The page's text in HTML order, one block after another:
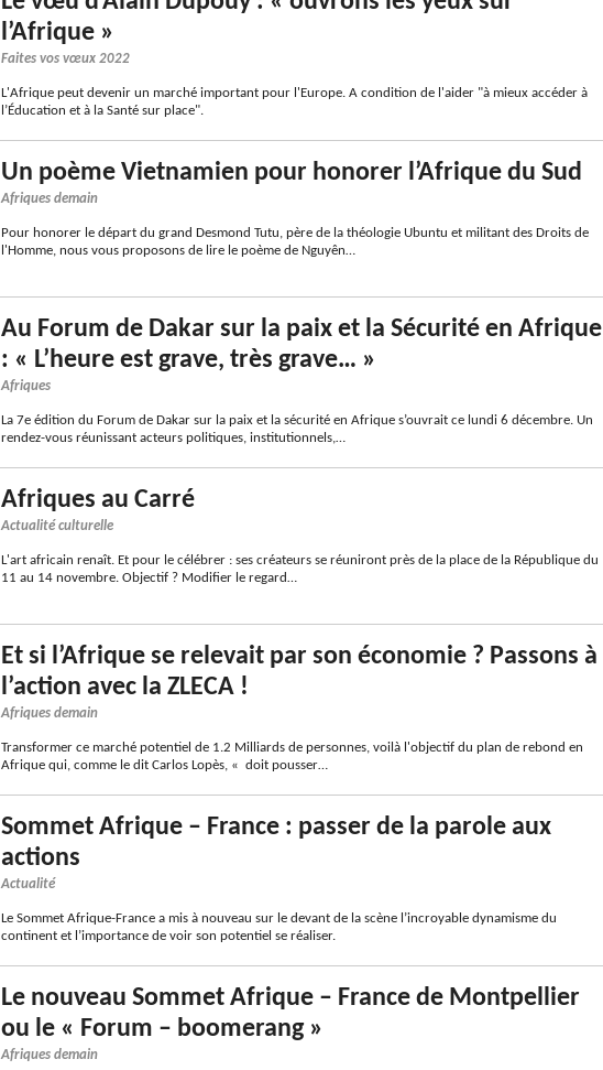
l’Afrique »
Faites vos vœux 2022
L'Afrique peut devenir un marché important pour l'Europe. A condition de l'aider "à mieux accéder à
l’Éducation et à la Santé sur place".
Un poème Vietnamien pour honorer l’Afrique du Sud
Afriques demain
Pour honorer le départ du grand Desmond Tutu, père de la théologie Ubuntu et militant des Droits de
l'Homme, nous vous proposons de lire le poème de Nguyên…
Au Forum de Dakar sur la paix et la Sécurité en Afrique
: « L’heure est grave, très grave… »
Afriques
La 7e édition du Forum de Dakar sur la paix et la sécurité en Afrique s’ouvrait ce lundi 6 décembre. Un
rendez-vous réunissant acteurs politiques, institutionnels,…
Afriques au Carré
Actualité culturelle
L'art africain renaît. Et pour le célébrer : ses créateurs se réuniront près de la place de la République du
11 au 14 novembre. Objectif ? Modifier le regard…
Et si l’Afrique se relevait par son économie ? Passons à
l’action avec la ZLECA !
Afriques demain
Transformer ce marché potentiel de 1.2 Milliards de personnes, voilà l'objectif du plan de rebond en
Afrique qui, comme le dit Carlos Lopès, « doit pousser…
Sommet Afrique – France : passer de la parole aux
actions
Actualité
Le Sommet Afrique-France a mis à nouveau sur le devant de la scène l’incroyable dynamisme du
continent et l’importance de voir son potentiel se réaliser.
Le nouveau Sommet Afrique – France de Montpellier
ou le « Forum – boomerang »
Afriques demain